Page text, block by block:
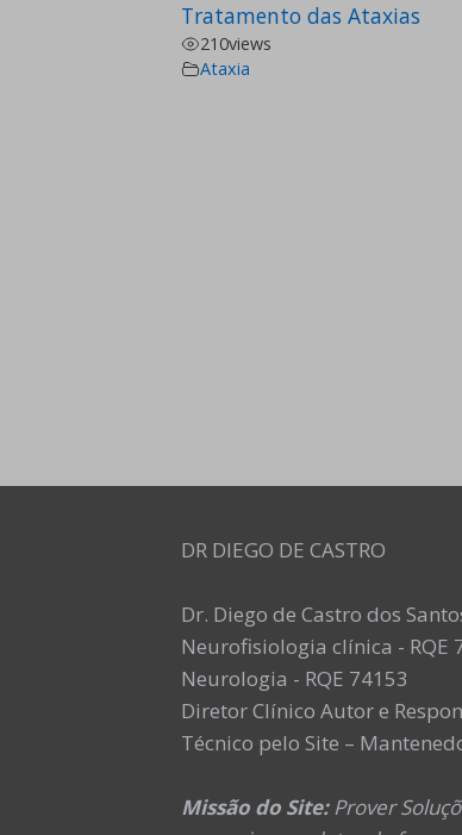
Tratamento das Ataxias
210views
Ataxia
DR DIEGO DE CASTRO
Dr. Diego de Castro dos
Neurofisiologia clínica - RQE
Neurologia - RQE 74153
Diretor Clínico Autor e
Técnico pelo Site –
Missão do Site:Prover